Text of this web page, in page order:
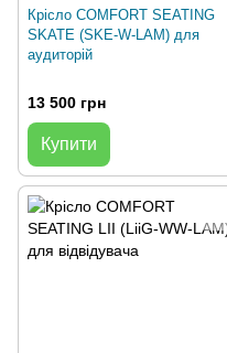
Крісло COMFORT SEATING
SKATE (SKE-W-LAM) для
аудиторій
13 500 грн
Купити